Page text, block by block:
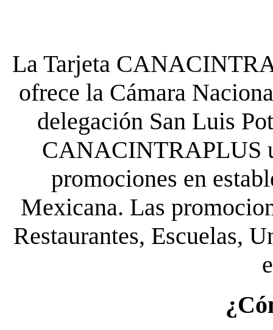
La Tarjeta
ofrece la Cámara
delegación San Luis
CANACINTRAPLUS
promociones en
Mexicana. Las
Restaurantes, Escuelas,